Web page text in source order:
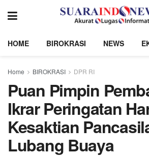
HOME BIROKRASI NEWS
Home BIROKRASI DPR RI
Puan Pimpin
Ikrar Peringatan
Kesaktian
Lubang Buaya